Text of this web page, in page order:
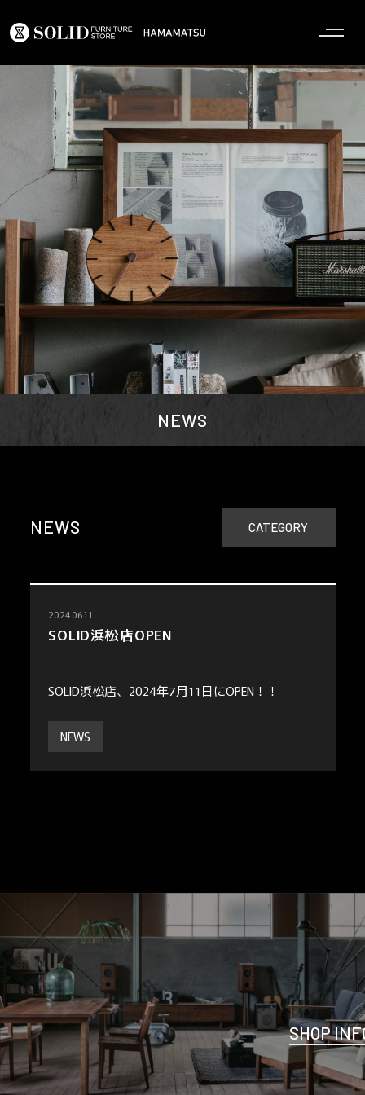
NEWS
NEWS CATEGORY
2024.06.11
SOLID浜松店OPEN
SOLID浜松店、2024年7月11日にOPEN！！
NEWS
SHOP